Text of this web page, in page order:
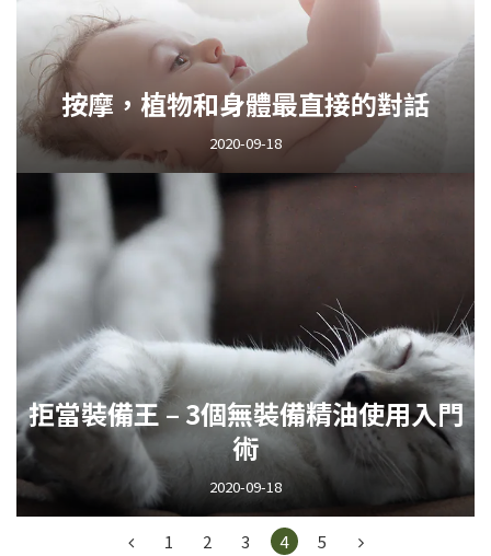
按摩，植物和身體最直接的對話
2020-09-18
拒當裝備王 – 3個無裝備精油使用入門
術
2020-09-18
1 2 3 4 5